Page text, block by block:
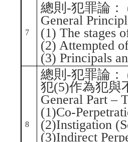
7
總則-犯罪論：
General
(1) The stages
(2) Attempted
(3) Principals
8
總則-犯罪論：
犯(5)作為犯與
General Part –
(1)Co-
(2)Instigation
(3)Indirect